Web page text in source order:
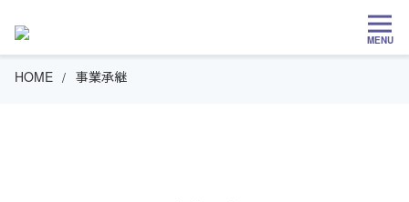
MENU
HOME 事業承継